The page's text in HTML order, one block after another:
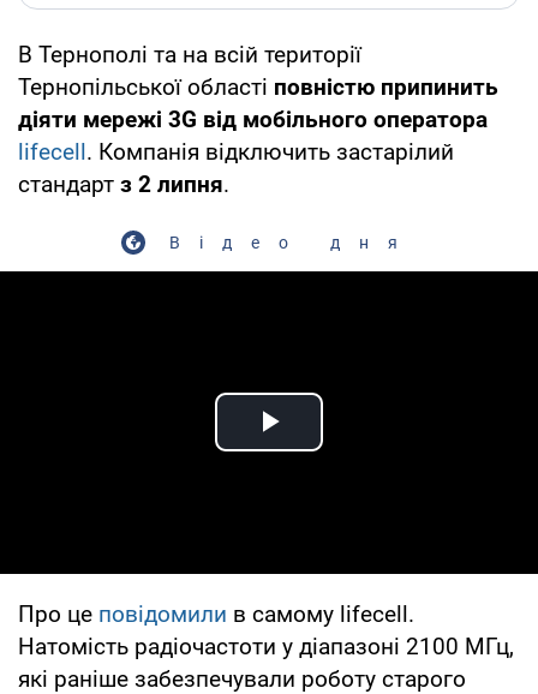
В Тернополі та на всій території
Тернопільської області повністю припинить
діяти мережі 3G від мобільного оператора
lifecell. Компанія відключить застарілий
стандарт з 2 липня.
Відео дня
Play Video
Про це повідомили в самому lifecell.
Натомість радіочастоти у діапазоні 2100 МГц,
які раніше забезпечували роботу старого